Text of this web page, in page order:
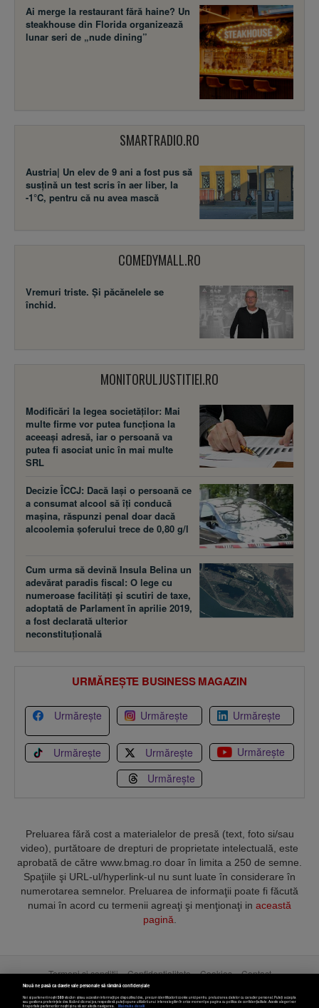
Ai merge la restaurant fără haine? Un
steakhouse din Florida organizează
lunar seri de „nude dining”
SMARTRADIO.RO
Austria| Un elev de 9 ani a fost pus să
susţină un test scris în aer liber, la
-1°C, pentru că nu avea mască
COMEDYMALL.RO
Vremuri triste. Şi păcănelele se
închid.
MONITORULJUSTITIEI.RO
Modificări la legea societăţilor: Mai
multe firme vor putea funcţiona la
aceeaşi adresă, iar o persoană va
putea fi asociat unic în mai multe
SRL
Decizie ÎCCJ: Dacă laşi o persoană ce
a consumat alcool să îţi conducă
maşina, răspunzi penal doar dacă
alcoolemia şoferului trece de 0,80 g/l
Cum urma să devină Insula Belina un
adevărat paradis fiscal: O lege cu
numeroase facilităţi şi scutiri de taxe,
adoptată de Parlament în aprilie 2019,
a fost declarată ulterior
neconstituţională
URMĂREȘTE BUSINESS MAGAZIN
Urmărește Urmărește Urmărește
Urmărește Urmărește
Urmărește
Urmărește
Preluarea fără cost a materialelor de presă (text, foto si/sau
video), purtătoare de drepturi de proprietate intelectuală, este
aprobată de către www.bmag.ro doar în limita a 250 de semne.
Spaţiile şi URL-ul/hyperlink-ul nu sunt luate în considerare în
numerotarea semnelor. Preluarea de informaţii poate fi făcută
numai în acord cu termenii agreaţi şi menţionaţi in această
pagină
Termeni și condiții Confidențialitate Cookies Contact
Copyright © 2025 BUSINESSMEX S.A.
Nouă ne pasă ca datele tale personale să rămână confidențiale
Noi și partenerii noștri589stocăm și/sau accesăm informații pe dispozitivul dvs., precum identificatorii cookie unici pentru prelucrarea datelor cu caracter personal. Puteți accepta
sau gestiona preferințele dvs. făcând clic mai jos, respectiv vă puteți opune utilizării unui interes legitim în orice moment pe pagina cu politica de confidențialitate. Aceste alegeri vor
fi raportate partenerilor noștri și nu vă vor afecta navigarea.
Mai multe detalii